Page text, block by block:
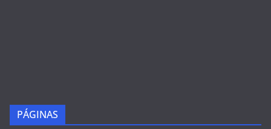
PÁGINAS